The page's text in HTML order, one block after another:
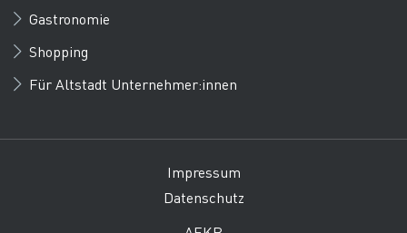
Gastronomie
Shopping
Für Altstadt Unternehmer:innen
Impressum
Datenschutz